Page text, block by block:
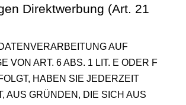
Direktwerbung (Art. 21
AUF
VON ART. 6 ABS. 1 LIT. E ODER F
HABEN SIE JEDERZEIT
AUS GRÜNDEN, DIE SICH AUS